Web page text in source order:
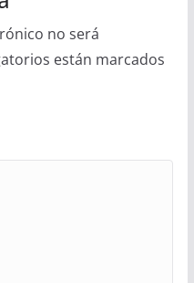
no será
están marcados